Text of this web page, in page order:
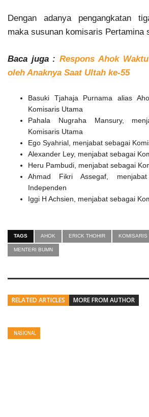
Dengan adanya pengangkatan
maka susunan komisaris Pertamina
Baca juga :Respons Ahok
oleh Anaknya Saat Ultah ke-55
Basuki Tjahaja Purnama alias
Komisaris Utama
Pahala Nugraha Mansury,
Komisaris Utama
Ego Syahrial, menjabat sebagai
Alexander Ley, menjabat sebagai
Heru Pambudi, menjabat sebagai
Ahmad Fikri Assegaf,
Independen
Iggi H Achsien, menjabat sebagai
TAGS AHOK ERICK THOHIR KOMISARIS
MENTERI BUMN
RELATED ARTICLES MORE FROM AUTHOR
NASIONAL